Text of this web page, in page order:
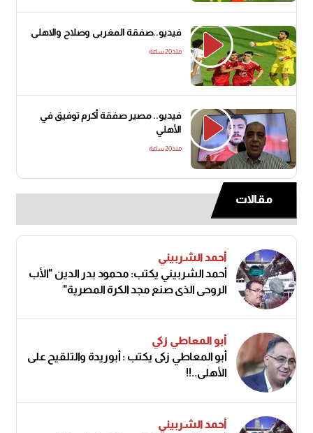
فيديو..صفقة المغربى وصلاح والاهلى
منذ20 ساعة
فيديو.. مصير صفقة أكرم توفيق في
الأهلي
منذ20 ساعة
مقالات
أحمد الشربيني
أحمد الشربيني يكتب: محمود بدر الدين "الأب
الروحي الذي صنع مجد الكرة المصرية"
أبو المعاطي زكي
أبو المعاطي زكى يكتب : أبوريدة والتلقيح على
الأهلى..!!
أحمد الشربيني